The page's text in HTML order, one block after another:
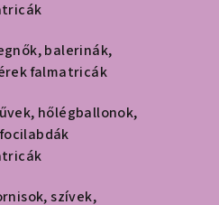
balerinák,
falmatricák
hőlégballonok,
szívek,